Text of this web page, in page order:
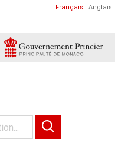
Français | Anglais